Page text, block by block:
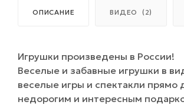
ОПИСАНИЕ ВИДЕО (2)
Игрушки произведены в России!
Веселые и забавные игрушки в
веселые игры и спектакли
недорогим и интересным